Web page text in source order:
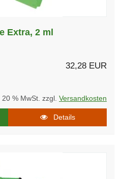
Extra, 2 ml
32,28 EUR
20 % MwSt. zzgl. Versandkosten
Details